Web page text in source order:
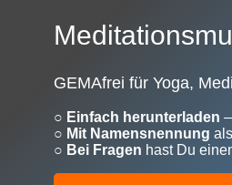
GEMAfrei für Yoga,
○ Einfach herunterladen
○ Mit Namensnennung
○ Bei Fragen hast Du